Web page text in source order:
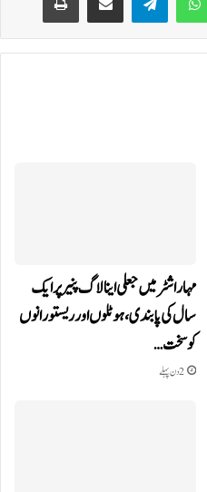
مہاراشٹر میں جعلی اینالاگ پنیر پر ایک
سال کی پابندی، ہوٹلوں اور ریستورانوں
کو سخت…
2 دن پہلے